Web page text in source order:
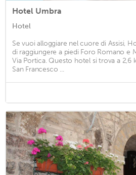
Hotel Umbra
Hotel
Se vuoi alloggiare nel cuore di Assisi,
di raggiungere a piedi Foro Romano e
Via Portica. Questo hotel si trova a 2,6
San Francesco ...